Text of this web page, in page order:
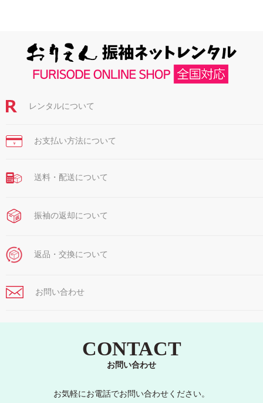
レンタルについて
￥ お支払い方法について
送料・配送について
振袖の返却について
返品・交換について
お問い合わせ
CONTACT
お問い合わせ
お気軽にお電話でお問い合わせください。